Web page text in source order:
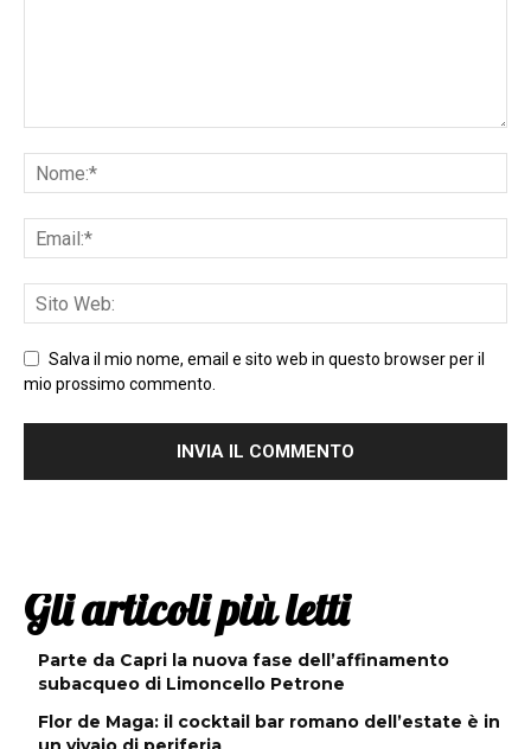
Salva il mio nome, email e sito web in questo browser per il
mio prossimo commento.
Gli articoli più letti
Parte da Capri la nuova fase dell’affinamento
subacqueo di Limoncello Petrone
Flor de Maga: il cocktail bar romano dell’estate è in